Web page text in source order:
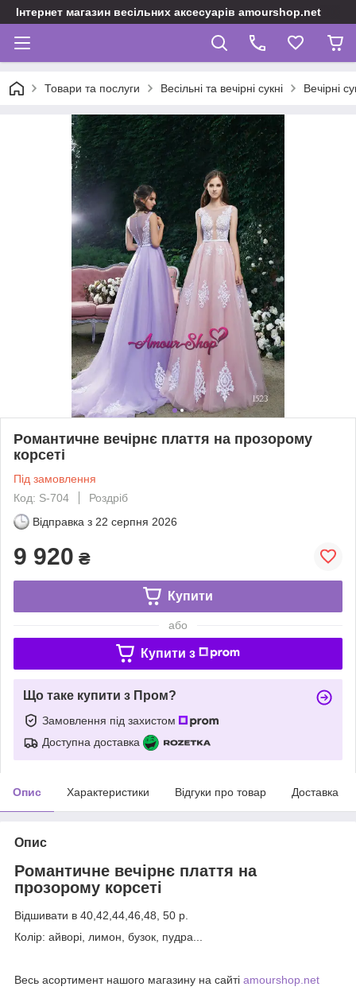
Інтернет магазин весільних аксесуарів amourshop.net
Товари та послуги Весільні та вечірні сукні Вечірні
Романтичне вечірнє плаття на прозорому
корсеті
Під замовлення
Код: S-704
Роздріб
Відправка з 22 серпня 2026
9 920 ₴
Купити
або
Купити з
Що таке купити з Пром?
Замовлення під захистом
Доступна доставка
Опис Характеристики Відгуки про товар Доставка
Опис
Романтичне вечірнє плаття на
прозорому корсеті
Відшивати в 40,42,44,46,48, 50 р.
Колір: айворі, лимон, бузок, пудра...
Весь асортимент нашого магазину на сайті amourshop.net